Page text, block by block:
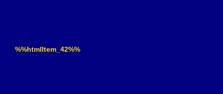
%%htmlItem_42%%